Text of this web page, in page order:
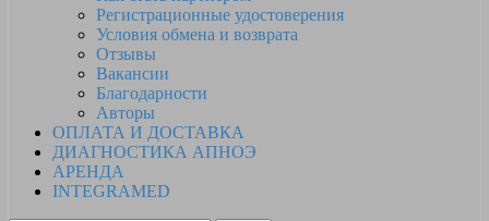
Регистрационные удостоверения
Условия обмена и возврата
Отзывы
Вакансии
Благодарности
Авторы
ОПЛАТА И ДОСТАВКА
ДИАГНОСТИКА АПНОЭ
АРЕНДА
INTEGRAMED